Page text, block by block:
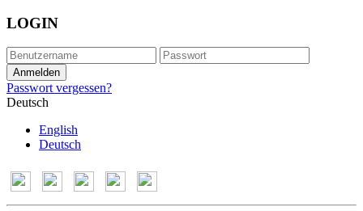
LOGIN
Passwort vergessen?
Deutsch
English
Deutsch